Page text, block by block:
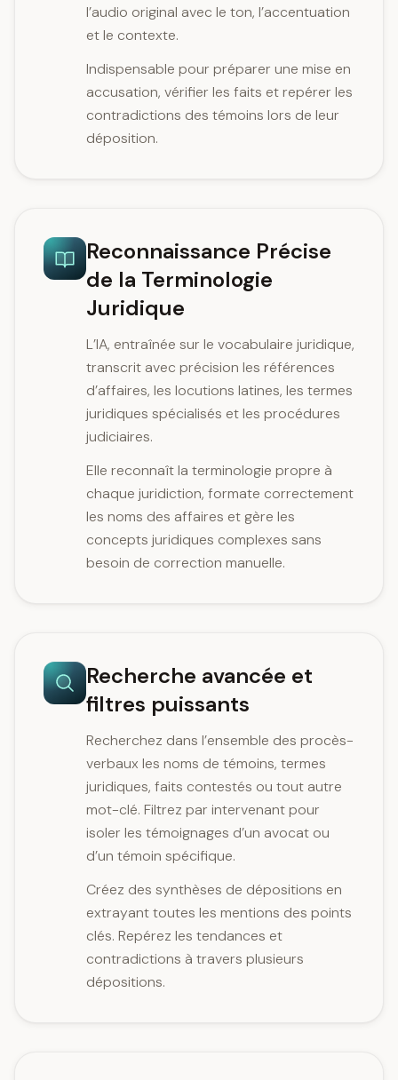
l’audio original avec le ton, l’accentuation
et le contexte.
Indispensable pour préparer une mise en
accusation, vérifier les faits et repérer les
contradictions des témoins lors de leur
déposition.
Reconnaissance Précise
de la Terminologie
Juridique
L’IA, entraînée sur le vocabulaire juridique,
transcrit avec précision les références
d’affaires, les locutions latines, les termes
juridiques spécialisés et les procédures
judiciaires.
Elle reconnaît la terminologie propre à
chaque juridiction, formate correctement
les noms des affaires et gère les
concepts juridiques complexes sans
besoin de correction manuelle.
Recherche avancée et
filtres puissants
Recherchez dans l’ensemble des procès-
verbaux les noms de témoins, termes
juridiques, faits contestés ou tout autre
mot-clé. Filtrez par intervenant pour
isoler les témoignages d’un avocat ou
d’un témoin spécifique.
Créez des synthèses de dépositions en
extrayant toutes les mentions des points
clés. Repérez les tendances et
contradictions à travers plusieurs
dépositions.